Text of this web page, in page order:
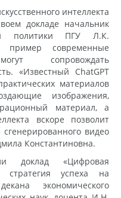
интеллекта
докладе начальник
политики ПГУ Л.К.
современные
сопровождать
«Известный ChatGPT
материалов
изображения,
материал, а
вскоре позволит
видео
Константиновна.
доклад «Цифровая
стратегия успеха на
экономического